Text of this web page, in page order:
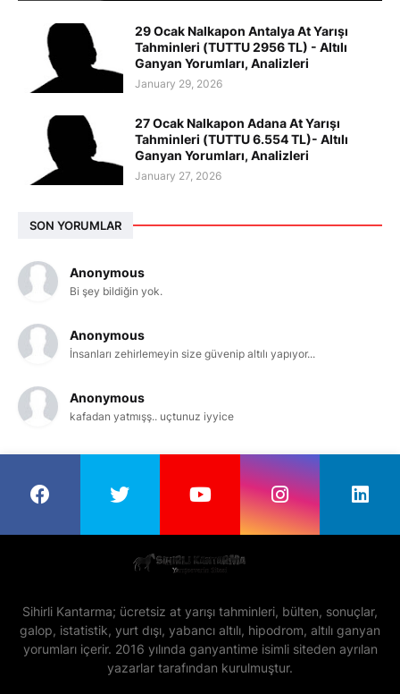
29 Ocak Nalkapon Antalya At Yarışı
Tahminleri (TUTTU 2956 TL) - Altılı
Ganyan Yorumları, Analizleri
January 29, 2026
27 Ocak Nalkapon Adana At Yarışı
Tahminleri (TUTTU 6.554 TL)- Altılı
Ganyan Yorumları, Analizleri
January 27, 2026
SON YORUMLAR
Anonymous
Bi şey bildiğin yok.
Anonymous
İnsanları zehirlemeyin size güvenip altılı yapıyor...
Anonymous
kafadan yatmışş.. uçtunuz iyyice
Sihirli Kantarma; ücretsiz at yarışı tahminleri, bülten, sonuçlar,
galop, istatistik, yurt dışı, yabancı altılı, hipodrom, altılı ganyan
yorumları içerir. 2016 yılında ganyantime isimli siteden ayrılan
yazarlar tarafından kurulmuştur.